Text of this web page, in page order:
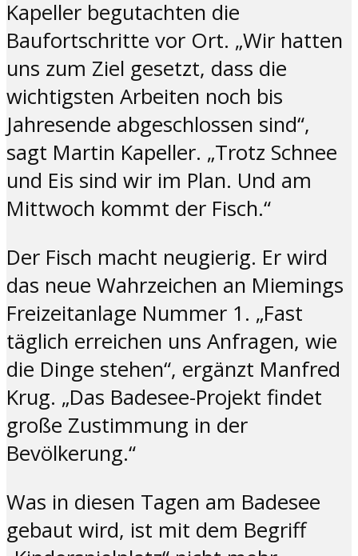
Kapeller begutachten die
Baufortschritte vor Ort. „Wir hatten
uns zum Ziel gesetzt, dass die
wichtigsten Arbeiten noch bis
Jahresende abgeschlossen sind“,
sagt Martin Kapeller. „Trotz Schnee
und Eis sind wir im Plan. Und am
Mittwoch kommt der Fisch.“
Der Fisch macht neugierig. Er wird
das neue Wahrzeichen an Miemings
Freizeitanlage Nummer 1. „Fast
täglich erreichen uns Anfragen, wie
die Dinge stehen“, ergänzt Manfred
Krug. „Das Badesee-Projekt findet
große Zustimmung in der
Bevölkerung.“
Was in diesen Tagen am Badesee
gebaut wird, ist mit dem Begriff